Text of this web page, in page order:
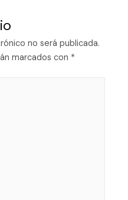
no será publicada.
marcados con *